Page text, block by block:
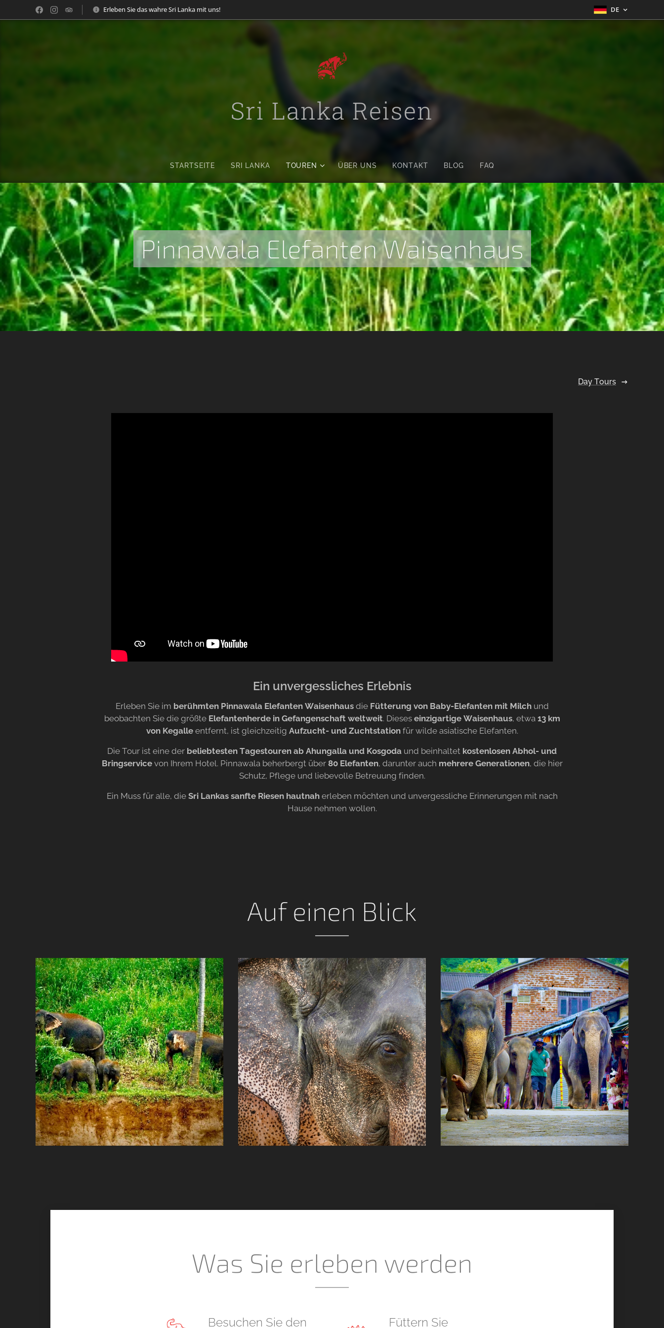
Erleben Sie das wahre Sri Lanka mit uns! DE
Sri Lanka Reisen
STARTSEITE SRI LANKA TOUREN ÜBER UNS KONTAKT BLOG FAQ
Pinnawala Elefanten Waisenhaus
Day Tours
Ein unvergessliches Erlebnis
Erleben Sie im berühmten Pinnawala Elefanten Waisenhausdie Fütterung von Baby-Elefanten mit Milchund
beobachten Sie die größte Elefantenherde in Gefangenschaft weltweit. Dieses einzigartige Waisenhaus, etwa 13 km
von Kegalleentfernt, ist gleichzeitig Aufzucht- und Zuchtstationfür wilde asiatische Elefanten.
Die Tour ist eine der beliebtesten Tagestouren ab Ahungalla und Kosgoda und beinhaltet kostenlosen Abhol- und
Bringservicevon Ihrem Hotel. Pinnawala beherbergt über 80 Elefanten, darunter auch mehrere Generationen, die hier
Schutz, Pflege und liebevolle Betreuung finden.
Ein Muss für alle, die Sri Lankas sanfte Riesen hautnaherleben möchten und unvergessliche Erinnerungen mit nach
Hause nehmen wollen.
Auf einen Blick
Was Sie erleben werden
Besuchen Sie den
Füttern Sie